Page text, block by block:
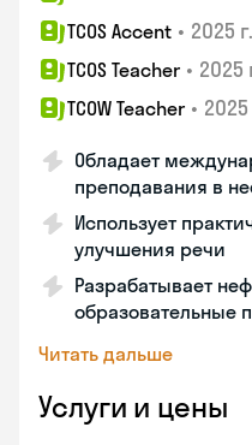
TCOS Accent • 2025 г.
TCOS Teacher • 2025
TCOW Teacher • 2025
Обладает
преподавания в
Использует
улучшения речи
Разрабатывает
образовательные
Читать дальше
Услуги и цены